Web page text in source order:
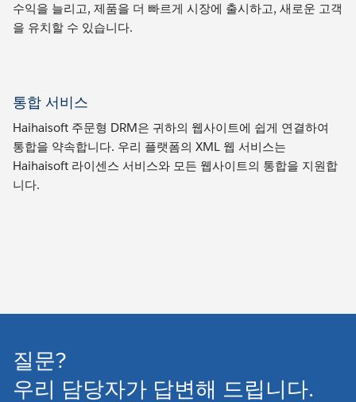
수익을 늘리고, 제품을 더 빠르게 시장에 출시하고, 새로운 고객
을 유치할 수 있습니다.
통합 서비스
Haihaisoft 주문형 DRM은 귀하의 웹사이트에 쉽게 연결하여
통합을 약속합니다. 우리 플랫폼의 XML 웹 서비스는
Haihaisoft 라이센스 서비스와 모든 웹사이트의 통합을 지원합
니다.
질문?
우리 담당자가 답변해 드립니다.